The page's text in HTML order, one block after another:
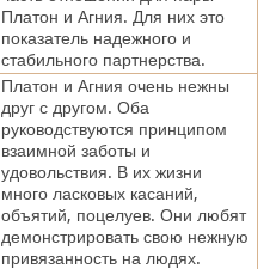
Платон и Агния. Для них это
показатель надежного и
стабильного партнерства.
Платон и Агния очень нежны
друг с другом. Оба
руководствуются принципом
взаимной заботы и
удовольствия. В их жизни
много ласковых касаний,
объятий, поцелуев. Они любят
демонстрировать свою нежную
привязанность на людях.